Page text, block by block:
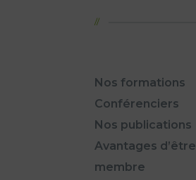
Nos formations
Conférenciers
Nos publications
Avantages d’être
membre